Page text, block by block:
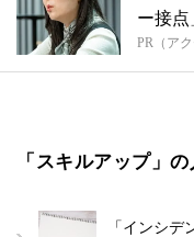
ー接
PR（ア
「スキルアップ」
「インシデ